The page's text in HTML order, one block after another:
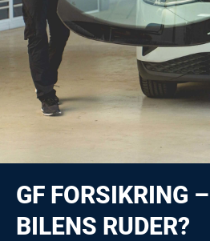
GF FORSIKRING
BILENS RUDER?